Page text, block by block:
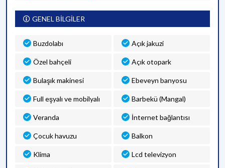
GENEL BİLGİLER
Buzdolabı Açık jakuzi
Özel bahçeli Açık otopark
Bulaşık makinesi Ebeveyn banyosu
Full eşyalı ve mobilyalı Barbekü (Mangal)
Veranda İnternet bağlantısı
Çocuk havuzu Balkon
Klima Lcd televizyon